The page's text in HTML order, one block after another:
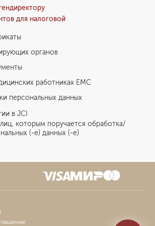
для налоговой
органов
работниках EMC
персональных данных
в JCI
которым поручается обработка/
(-е) данных (-е)